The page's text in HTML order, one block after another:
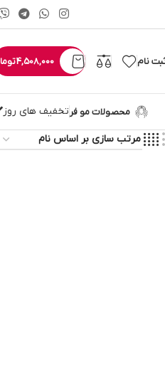
نام 4,508,000
محصولات مو فر تخفیف های روز